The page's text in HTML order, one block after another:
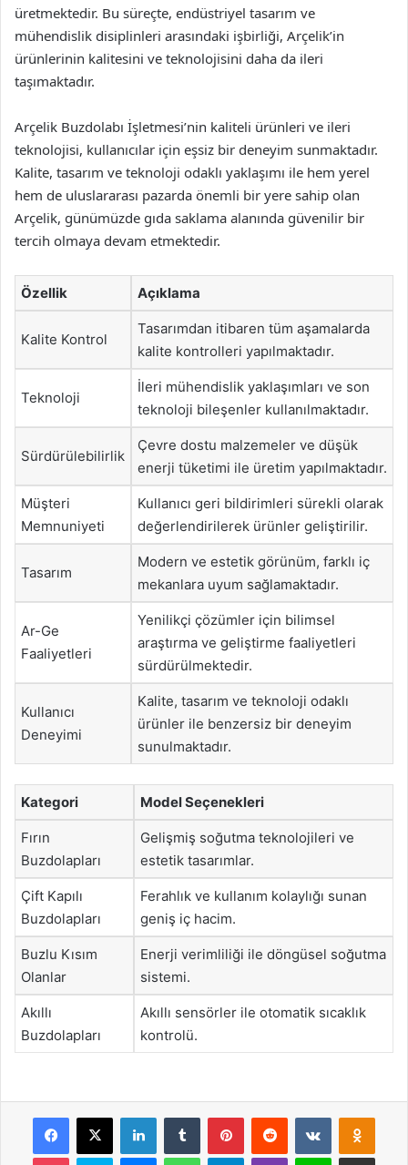
üretmektedir. Bu süreçte, endüstriyel tasarım ve
mühendislik disiplinleri arasındaki işbirliği, Arçelik’in
ürünlerinin kalitesini ve teknolojisini daha da ileri
taşımaktadır.
Arçelik Buzdolabı İşletmesi’nin kaliteli ürünleri ve ileri
teknolojisi, kullanıcılar için eşsiz bir deneyim sunmaktadır.
Kalite, tasarım ve teknoloji odaklı yaklaşımı ile hem yerel
hem de uluslararası pazarda önemli bir yere sahip olan
Arçelik, günümüzde gıda saklama alanında güvenilir bir
tercih olmaya devam etmektedir.
Özellik Açıklama
Kalite Kontrol
Tasarımdan itibaren tüm aşamalarda
kalite kontrolleri yapılmaktadır.
Teknoloji
İleri mühendislik yaklaşımları ve son
teknoloji bileşenler kullanılmaktadır.
Sürdürülebilirlik
Çevre dostu malzemeler ve düşük
enerji tüketimi ile üretim yapılmaktadır.
Müşteri
Memnuniyeti
Kullanıcı geri bildirimleri sürekli olarak
değerlendirilerek ürünler geliştirilir.
Tasarım
Modern ve estetik görünüm, farklı iç
mekanlara uyum sağlamaktadır.
Ar-Ge
Faaliyetleri
Yenilikçi çözümler için bilimsel
araştırma ve geliştirme faaliyetleri
sürdürülmektedir.
Kullanıcı
Deneyimi
Kalite, tasarım ve teknoloji odaklı
ürünler ile benzersiz bir deneyim
sunulmaktadır.
Kategori Model Seçenekleri
Fırın
Buzdolapları
Gelişmiş soğutma teknolojileri ve
estetik tasarımlar.
Çift Kapılı
Buzdolapları
Ferahlık ve kullanım kolaylığı sunan
geniş iç hacim.
Buzlu Kısım
Olanlar
Enerji verimliliği ile döngüsel soğutma
sistemi.
Akıllı
Buzdolapları
Akıllı sensörler ile otomatik sıcaklık
kontrolü.
Facebook
X LinkedInTumblr PinterestReddit VKontakte
Pocket Skype MessengerWhatsAppTelegramViber Line E-Posta ile